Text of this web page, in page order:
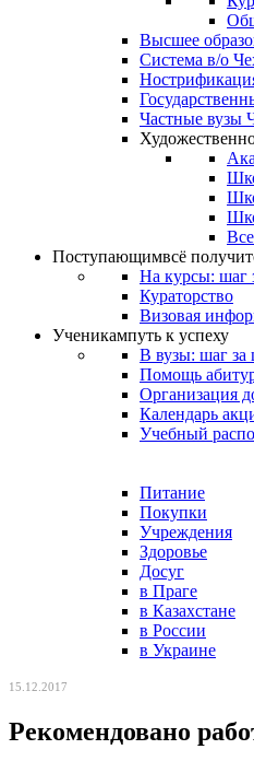
Высшее
Система в/о
Частные вузы
Поступающимвсё
На курсы: шаг
Кураторство
Визовая
Ученикампуть к успеху
В вузы: шаг за
Помощь
Организация
Календарь
Учебный
Питание
Покупки
Учреждения
Здоровье
Досуг
в Праге
в Казахстане
в России
в Украине
15.12.2017
Рекомендовано